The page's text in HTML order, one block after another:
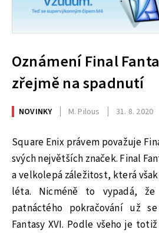
Oznámení Final
zřejmě na spadnutí
NOVINKY M. Pilous 31. 8. 2020
Square Enix právem považuje
svých největších značek. Final
a velkolepá záležitost, která
léta. Nicméně to vypadá,
patnáctého pokračování už
Fantasy XVI. Podle všeho je